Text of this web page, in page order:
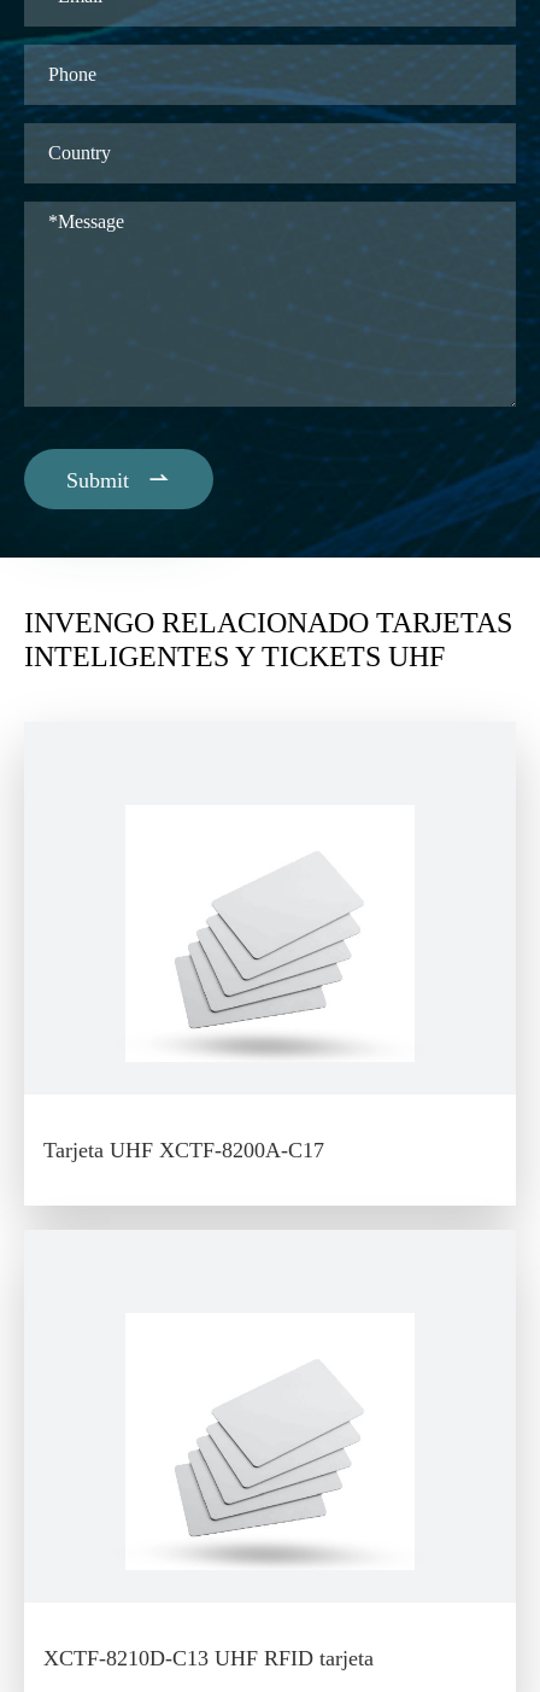
Submit 
INVENGO RELACIONADO TARJETAS
INTELIGENTES Y TICKETS UHF
Tarjeta UHF XCTF-8200A-C17
XCTF-8210D-C13 UHF RFID tarjeta